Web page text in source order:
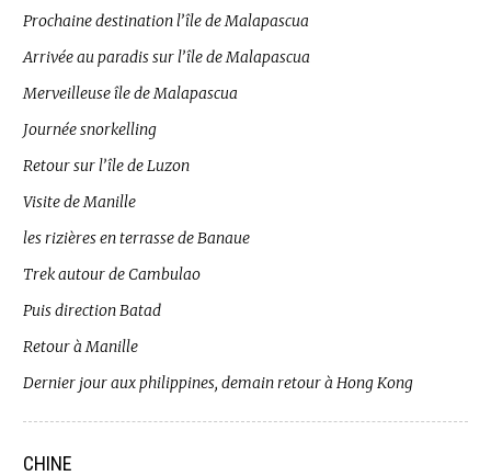
Prochaine destination l’île de Malapascua
Arrivée au paradis sur l’île de Malapascua
Merveilleuse île de Malapascua
Journée snorkelling
Retour sur l’île de Luzon
Visite de Manille
les rizières en terrasse de Banaue
Trek autour de Cambulao
Puis direction Batad
Retour à Manille
Dernier jour aux philippines, demain retour à Hong Kong
CHINE